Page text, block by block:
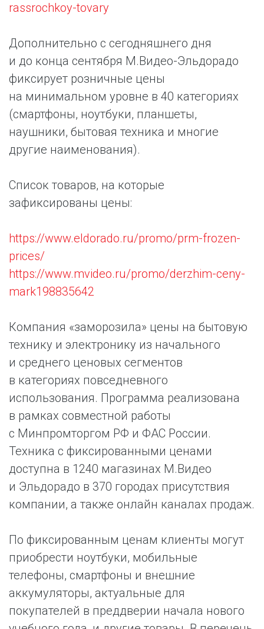
rassrochkoy-tovary
Дополнительно с сегодняшнего дня
и до конца сентября М.Видео-Эльдорадо
фиксирует розничные цены
на минимальном уровне в 40 категориях
(смартфоны, ноутбуки, планшеты,
наушники, бытовая техника и многие
другие наименования).
Список товаров, на которые
зафиксированы цены:
https://www.eldorado.ru/promo/prm-frozen-
prices/
https://www.mvideo.ru/promo/derzhim-ceny-
mark198835642
Компания «заморозила» цены на бытовую
технику и электронику из начального
и среднего ценовых сегментов
в категориях повседневного
использования. Программа реализована
в рамках совместной работы
с Минпромторгом РФ и ФАС России.
Техника с фиксированными ценами
доступна в 1240 магазинах М.Видео
и Эльдорадо в 370 городах присутствия
компании, а также онлайн каналах продаж.
По фиксированным ценам клиенты могут
приобрести ноутбуки, мобильные
телефоны, смартфоны и внешние
аккумуляторы, актуальные для
покупателей в преддверии начала нового